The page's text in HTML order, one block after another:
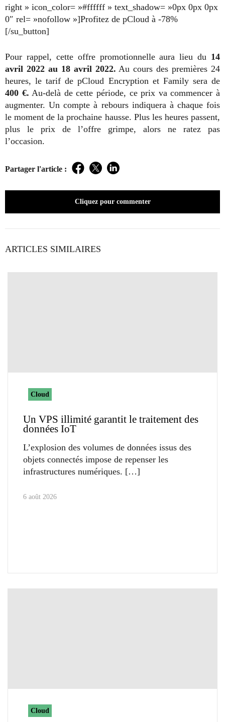
right » icon_color= »#ffffff » text_shadow= »0px 0px 0px
0″ rel= »nofollow »]Profitez de pCloud à -78%
[/su_button]
Pour rappel, cette offre promotionnelle aura lieu du 14
avril 2022 au 18 avril 2022. Au cours des premières 24
heures, le tarif de pCloud Encryption et Family sera de
400 €. Au-delà de cette période, ce prix va commencer à
augmenter. Un compte à rebours indiquera à chaque fois
le moment de la prochaine hausse. Plus les heures passent,
plus le prix de l’offre grimpe, alors ne ratez pas
l’occasion.
Partager l'article : Facebook
TwitterLinkedIn
Cliquez pour commenter
ARTICLES SIMILAIRES
Cloud
Un VPS illimité garantit le traitement des
données IoT
L’explosion des volumes de données issus des
objets connectés impose de repenser les
infrastructures numériques.
6 août 2026
Cloud